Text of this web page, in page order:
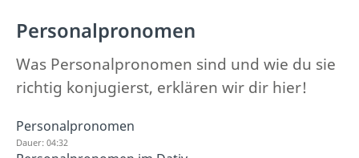
Personalpronomen
Was Personalpronomen sind und wie du sie
richtig konjugierst, erklären wir dir hier!
Personalpronomen
Dauer: 04:32